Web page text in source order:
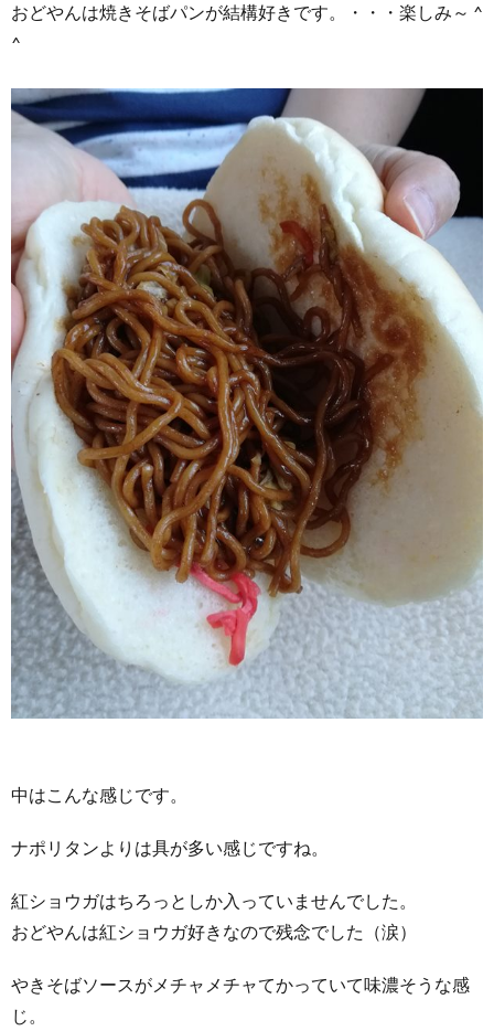
おどやんは焼きそばパンが結構好きです。・・・楽しみ～ ^
^
中はこんな感じです。
ナポリタンよりは具が多い感じですね。
紅ショウガはちろっとしか入っていませんでした。
おどやんは紅ショウガ好きなので残念でした（涙）
やきそばソースがメチャメチャてかっていて味濃そうな感
じ。